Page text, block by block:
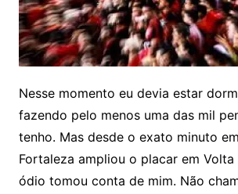
Nesse momento eu devia estar
fazendo pelo menos uma das mil
tenho. Mas desde o exato minuto
Fortaleza ampliou o placar em Volta
ódio tomou conta de mim. Não